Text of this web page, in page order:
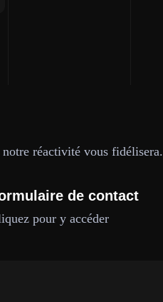
réactivité vous fidélisera.
de contact
pour y accéder